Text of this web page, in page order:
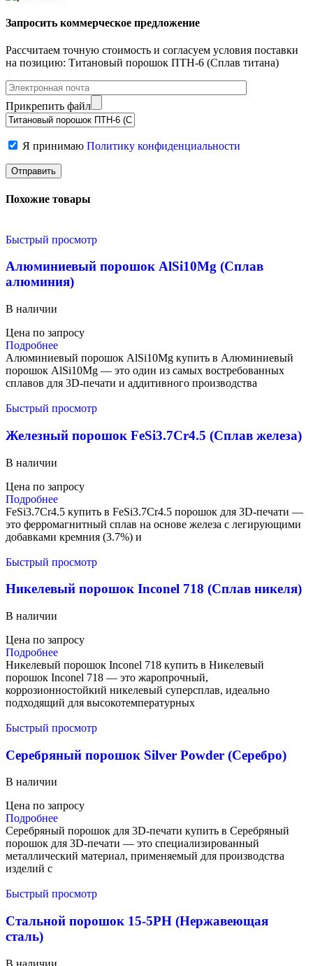
Запросить коммерческое предложение
Рассчитаем точную стоимость и согласуем условия поставки
на позицию: Титановый порошок ПТН-6 (Сплав титана)
Прикрепить файл
Я принимаю Политику конфиденциальности
Похожие товары
Быстрый просмотр
Алюминиевый порошок AlSi10Mg (Сплав
алюминия)
В наличии
Цена по запросу
Подробнее
Алюминиевый порошок AlSi10Mg купить в Алюминиевый
порошок AlSi10Mg — это один из самых востребованных
сплавов для 3D-печати и аддитивного производства
Быстрый просмотр
Железный порошок FeSi3.7Cr4.5 (Сплав железа)
В наличии
Цена по запросу
Подробнее
FeSi3.7Cr4.5 купить в FeSi3.7Cr4.5 порошок для 3D-печати —
это ферромагнитный сплав на основе железа с легирующими
добавками кремния (3.7%) и
Быстрый просмотр
Никелевый порошок Inconel 718 (Сплав никеля)
В наличии
Цена по запросу
Подробнее
Никелевый порошок Inconel 718 купить в Никелевый
порошок Inconel 718 — это жаропрочный,
коррозионностойкий никелевый суперсплав, идеально
подходящий для высокотемпературных
Быстрый просмотр
Серебряный порошок Silver Powder (Серебро)
В наличии
Цена по запросу
Подробнее
Серебряный порошок для 3D-печати купить в Серебряный
порошок для 3D-печати — это специализированный
металлический материал, применяемый для производства
изделий с
Быстрый просмотр
Стальной порошок 15-5PH (Нержавеющая
сталь)
В наличии